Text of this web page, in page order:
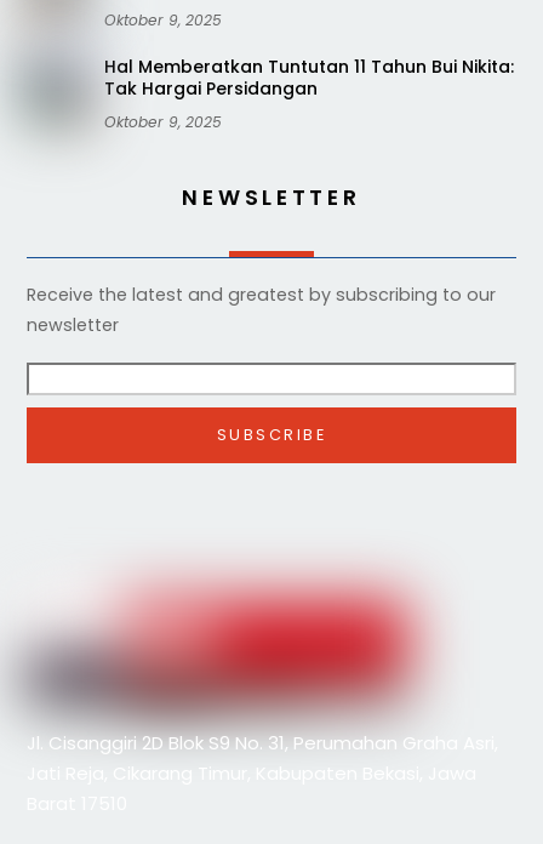
Oktober 9, 2025
Hal Memberatkan Tuntutan 11 Tahun Bui Nikita:
Tak Hargai Persidangan
Oktober 9, 2025
NEWSLETTER
Receive the latest and greatest by subscribing to our
newsletter
Jl. Cisanggiri 2D Blok S9 No. 31, Perumahan Graha Asri,
Jati Reja, Cikarang Timur, Kabupaten Bekasi, Jawa